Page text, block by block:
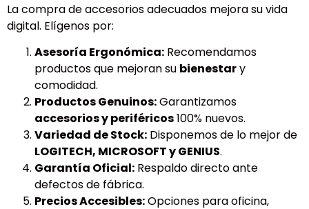
La compra de accesorios adecuados mejora su vida
digital. Elígenos por:
Asesoría Ergonómica: Recomendamos
productos que mejoran su bienestary
comodidad.
Productos Genuinos:Garantizamos
accesorios y periféricos100% nuevos.
Variedad de Stock: Disponemos de lo mejor de
LOGITECH, MICROSOFT y GENIUS.
Garantía Oficial: Respaldo directo ante
defectos de fábrica.
Precios Accesibles:Opciones para oficina,